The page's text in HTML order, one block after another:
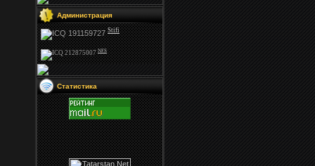
Администрация
Stifi
NFS
Статистика